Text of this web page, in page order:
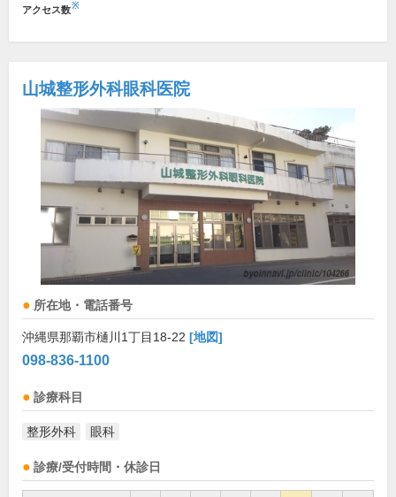
アクセス数※
山城整形外科眼科医院
所在地・電話番号
沖縄県那覇市樋川1丁目18-22 [地図]
098-836-1100
診療科目
整形外科 眼科
診療/受付時間・休診日